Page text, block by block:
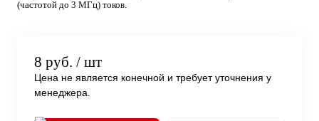
(частотой до 3 МГц) токов.
8 руб. / шт
Цена не является конечной и требует уточнения у
менеджера.